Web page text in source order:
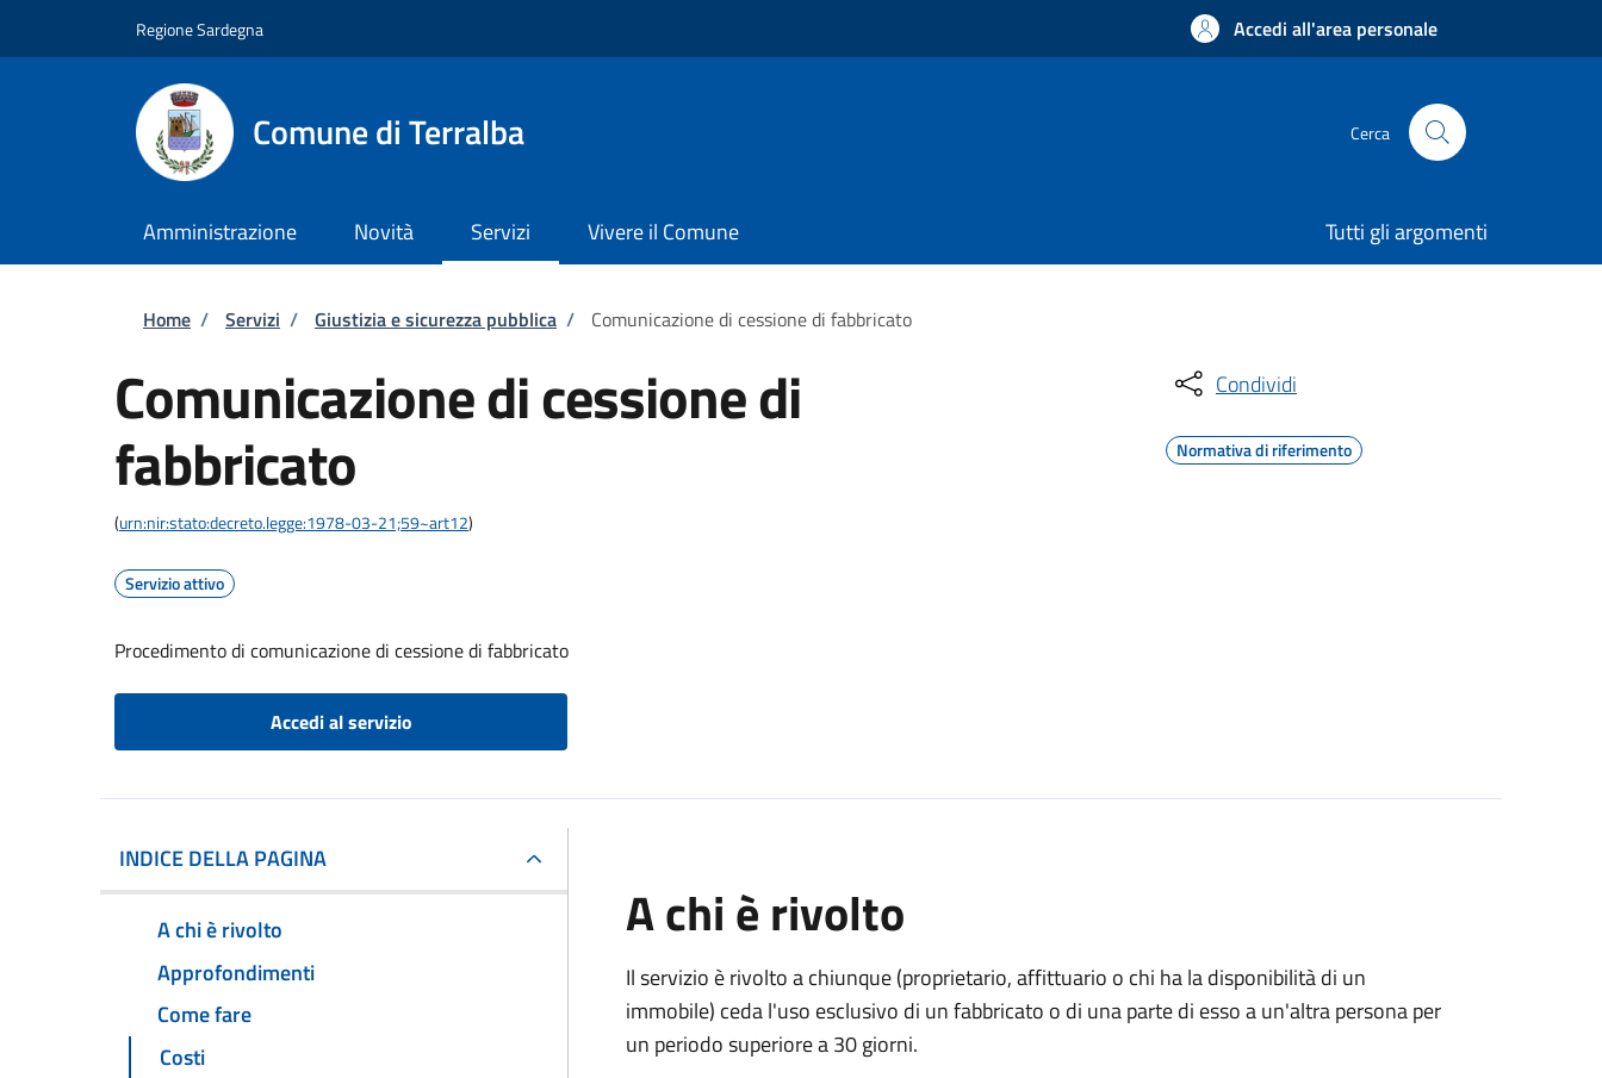
Regione Sardegna Accedi all'area personale
Comune di Terralba Cerca
Amministrazione Novità Servizi Vivere il Comune Tutti gli argomenti
Briciole di pane
Home / Servizi / Giustizia e sicurezza pubblica / Comunicazione di cessione di fabbricato
Comunicazione di cessione di
fabbricato
(urn:nir:stato:decreto.legge:1978-03-21;59~art12)
Servizio attivo
Procedimento di comunicazione di cessione di fabbricato
Accedi al servizio
Condividi
Normativa di riferimento
INDICE DELLA PAGINA
A chi è rivolto
Approfondimenti
Come fare
Costi
A chi è rivolto
Il servizio è rivolto a chiunque (proprietario, affittuario o chi ha la disponibilità di un
immobile) ceda l'uso esclusivo di un fabbricato o di una parte di esso a un'altra persona per
un periodo superiore a 30 giorni.